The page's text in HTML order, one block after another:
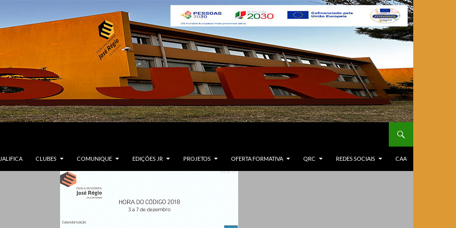
CLUBES COMUNIQUE EDIÇÕES JR PROJETOS OFERTA FORMATIVA QRC REDES SOCIAIS CAA